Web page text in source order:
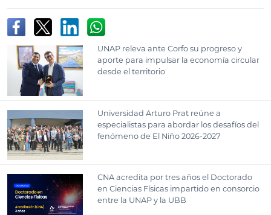
UNAP releva ante Corfo su progreso y
aporte para impulsar la economía circular
desde el territorio
Universidad Arturo Prat reúne a
especialistas para abordar los desafíos del
fenómeno de El Niño 2026-2027
CNA acredita por tres años el Doctorado
en Ciencias Físicas impartido en consorcio
entre la UNAP y la UBB